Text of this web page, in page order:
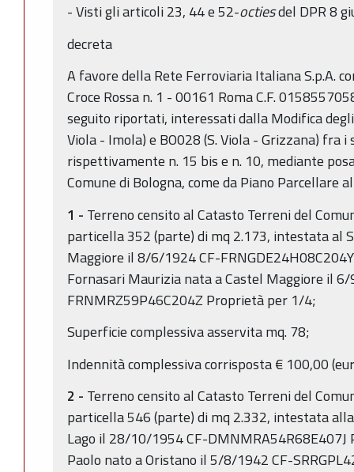
- Visti gli articoli 23, 44 e 52-octiesdel DPR 8
decreta
A favore della Rete Ferroviaria Italiana S.p.A.
Croce Rossa n. 1 - 00161 Roma C.F.
seguito riportati, interessati dalla Modifica
Viola - Imola) e BO028 (S. Viola - Grizzana) fra
rispettivamente n. 15 bis e n. 10, mediante
Comune di Bologna, come da Piano Parcellare
1 - Terreno censito al Catasto Terreni del
particella 352 (parte) di mq 2.173, intestata al
Maggiore il 8/6/1924 CF-
Fornasari Maurizia nata a Castel Maggiore il
FRNMRZ59P46C204Z Proprietà per 1/4;
Superficie complessiva asservita mq. 78;
Indennità complessiva corrisposta € 100,00
2 - Terreno censito al Catasto Terreni del
particella 546 (parte) di mq 2.332, intestata
Lago il 28/10/1954 CF-DMNMRA54R68E407J
Paolo nato a Oristano il 5/8/1942 CF-